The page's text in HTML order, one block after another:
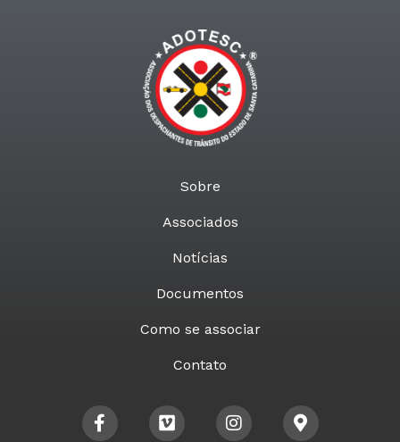
Sobre
Associados
Notícias
Documentos
Como se associar
Contato